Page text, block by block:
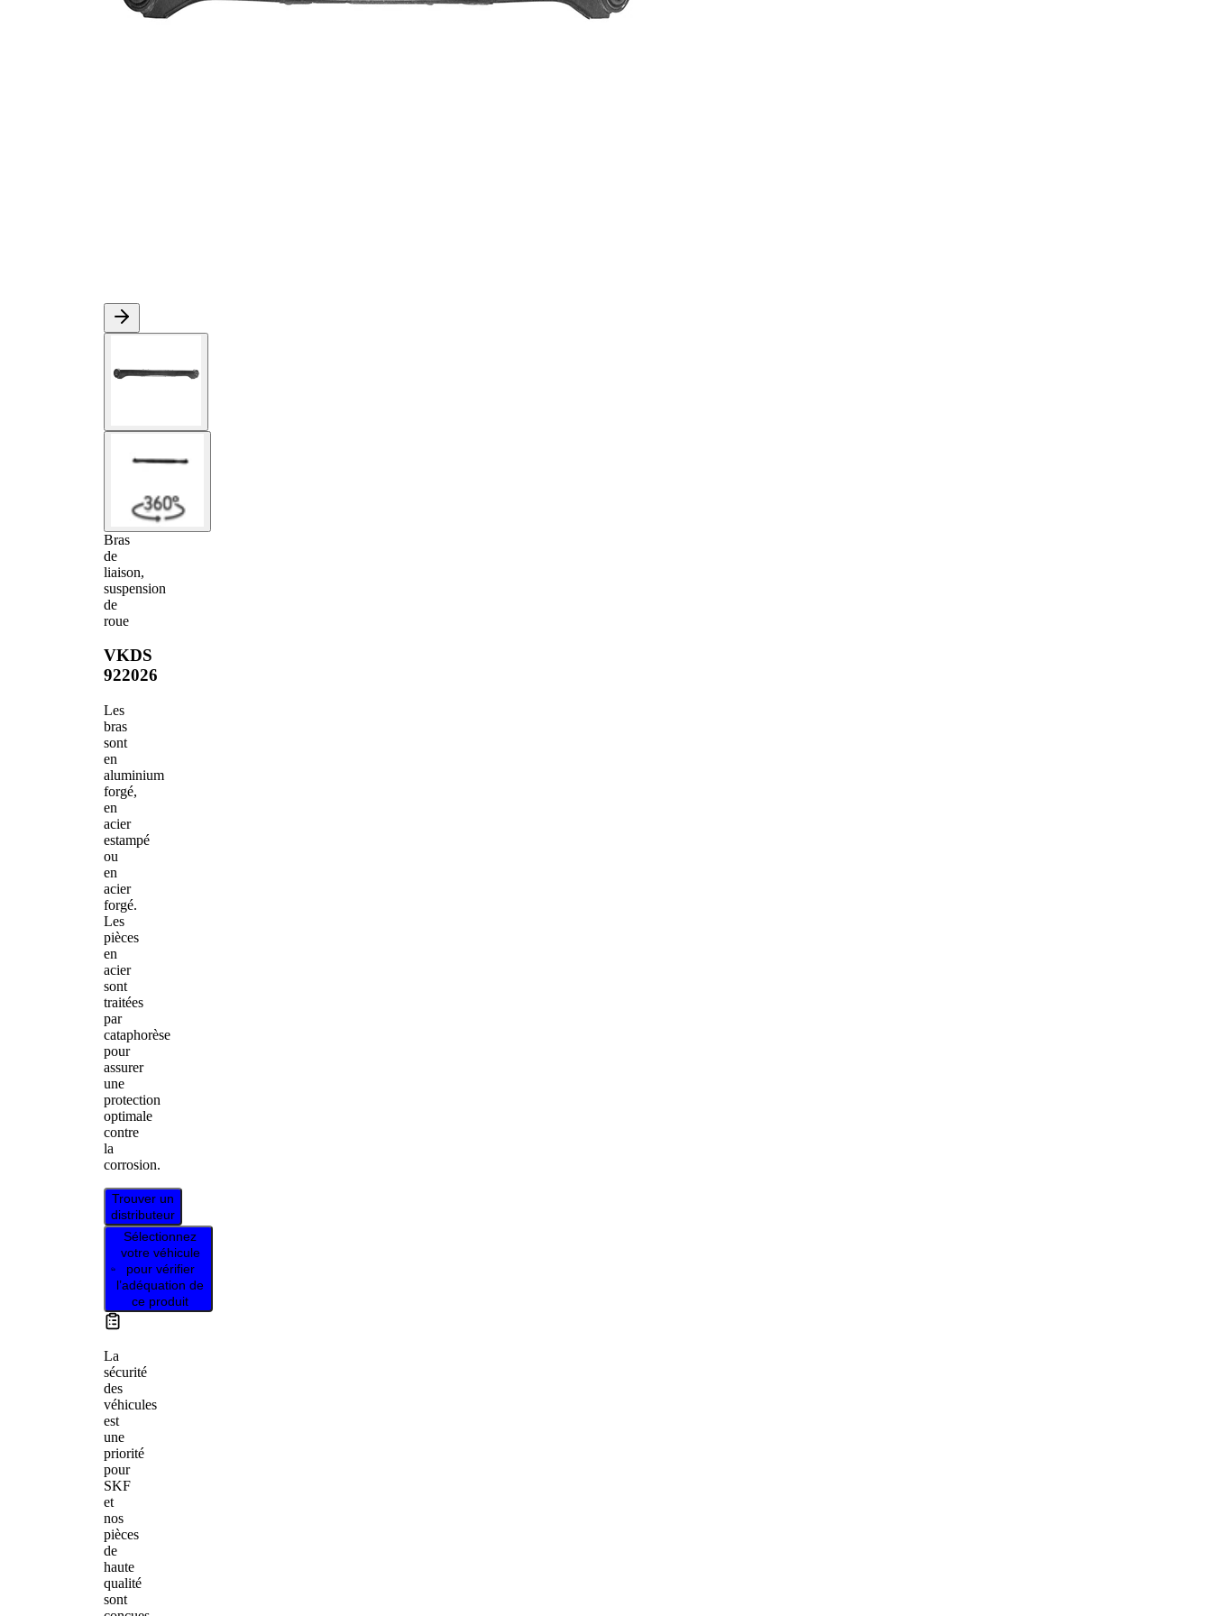
Bras
de
liaison,
suspension
de
roue
VKDS
922026
Les
bras
sont
en
aluminium
forgé,
en
acier
estampé
ou
en
acier
forgé.
Les
pièces
en
acier
sont
traitées
par
cataphorèse
pour
assurer
une
protection
optimale
contre
la
corrosion.
Trouver un
distributeur
Sélectionnez
votre véhicule
pour vérifier
l’adéquation de
ce produit
La
sécurité
des
véhicules
est
une
priorité
pour
SKF
et
nos
pièces
de
haute
qualité
sont